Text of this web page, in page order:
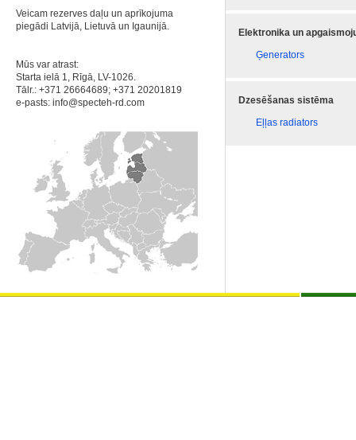
Veicam rezerves daļu un aprīkojuma
piegādi Latvijā, Lietuvā un Igaunijā.
Mūs var atrast:
Starta ielā 1, Rīgā, LV-1026.
Tālr.: +371 26664689; +371 20201819
e-pasts: info@specteh-rd.com
Elektronika un
Ģenerators
Dzesēšanas sistēma
Eļļas radiators